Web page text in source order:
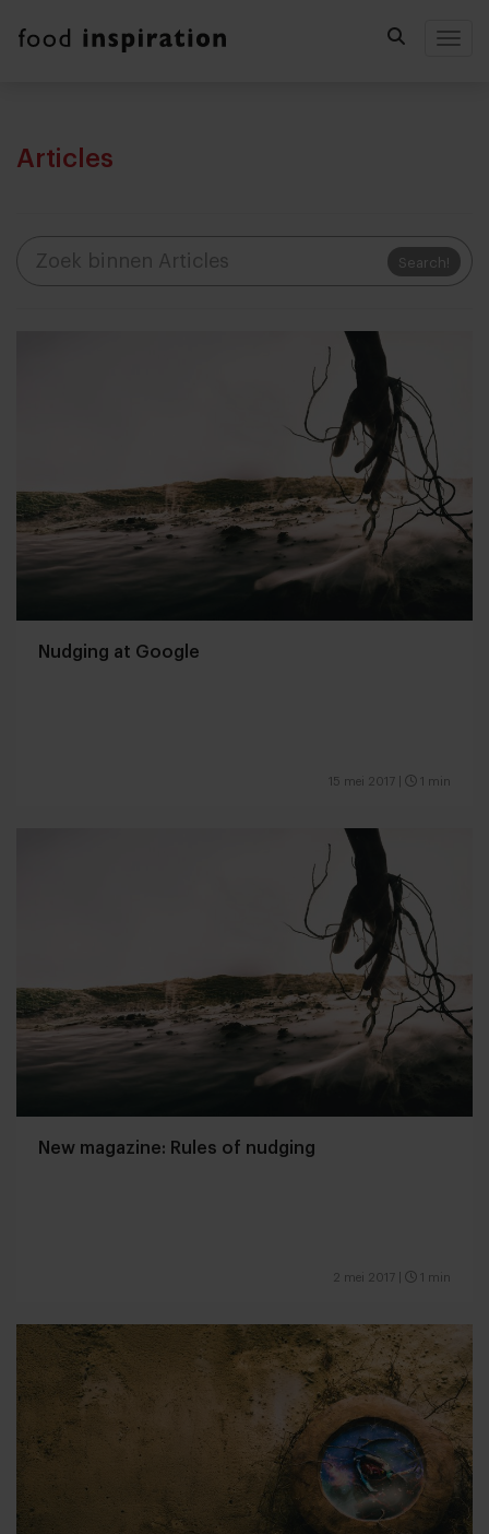
Articles
Search!
Nudging at Google
15 mei 2017 1 min
New magazine: Rules of nudging
2 mei 2017 1 min